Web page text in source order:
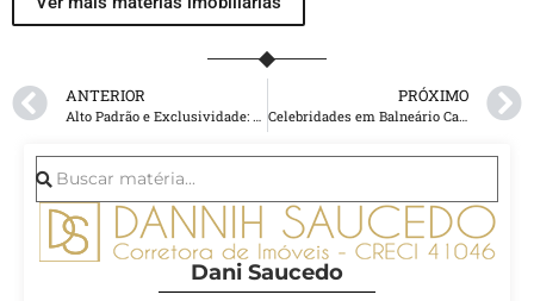
ANTERIOR
Alto Padrão e Exclusividade: Os Diferenciais dos Apartamentos Frente-Mar de Balneário Camboriú
PRÓXIMO
Celebridades em Balneário Camboriú: Por Que elas preferem a Cidade para Investir em Imóveis de Luxo
Dani Saucedo